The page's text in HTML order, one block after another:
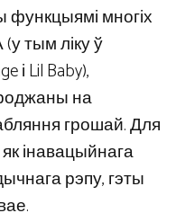
функцыямі многіх
тым ліку ў
і Lil Baby),
на
грошай. Для
інавацыйнага
рэпу, гэты